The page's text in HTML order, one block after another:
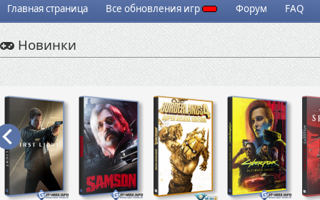
Главная страница Все обновления игр Форум FAQ
Новинки